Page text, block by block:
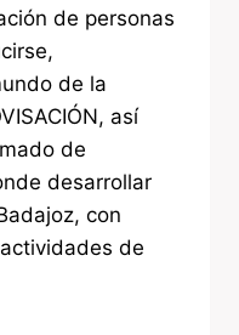
de personas
de la
así
de
desarrollar
con
de